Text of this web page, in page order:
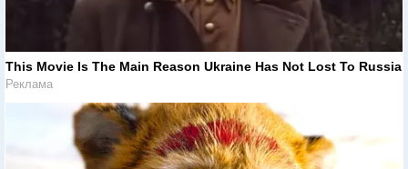
This Movie Is The Main Reason Ukraine Has Not Lost To Russia
Реклама